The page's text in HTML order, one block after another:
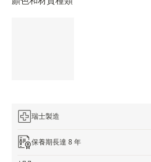
瑞士製造
保養期長達 8 年